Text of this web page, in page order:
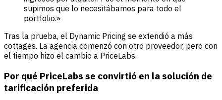
supimos que lo necesitábamos para todo el
portfolio.»
Tras la prueba, el Dynamic Pricing se extendió a más
cottages. La agencia comenzó con otro proveedor, pero con
el tiempo hizo el cambio a PriceLabs.
Por qué PriceLabs se convirtió en la solución de
tarificación preferida